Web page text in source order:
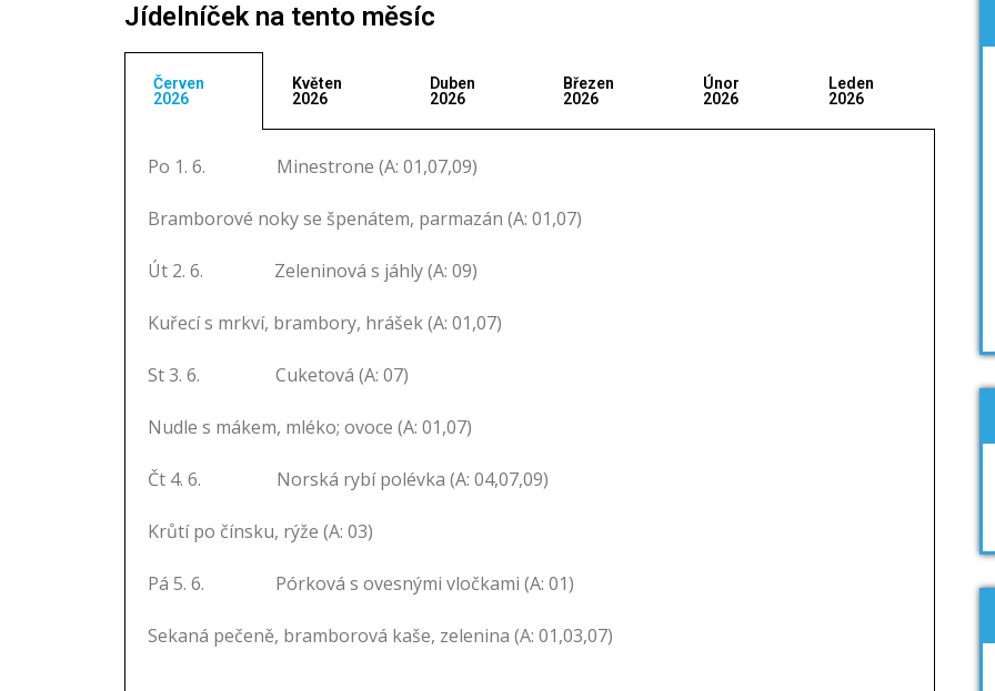
Jídelníček na tento měsíc
Červen
2026
Květen
2026
Duben
2026
Březen
2026
Únor
2026
Leden
2026
Po 1. 6. Minestrone (A: 01,07,09)
Bramborové noky se špenátem, parmazán (A: 01,07)
Út 2. 6. Zeleninová s jáhly (A: 09)
Kuřecí s mrkví, brambory, hrášek (A: 01,07)
St 3. 6. Cuketová (A: 07)
Nudle s mákem, mléko; ovoce (A: 01,07)
Čt 4. 6. Norská rybí polévka (A: 04,07,09)
Krůtí po čínsku, rýže (A: 03)
Pá 5. 6. Pórková s ovesnými vločkami (A: 01)
Sekaná pečeně, bramborová kaše, zelenina (A: 01,03,07)